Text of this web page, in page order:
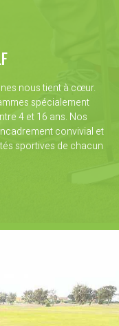
nous tient à cœur.
spécialement
4 et 16 ans. Nos
convivial et
sportives de chacun